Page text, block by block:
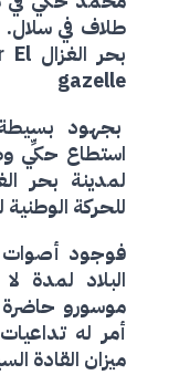
طلاف في سلال.
بحر الغزال El
gazelle
بجهود
استطاع حكِّي
لمدينة بحر
للحركة الوطنية
فوجود
البلاد لمدة
موسورو حاضرة
أمر له
ميزان القادة